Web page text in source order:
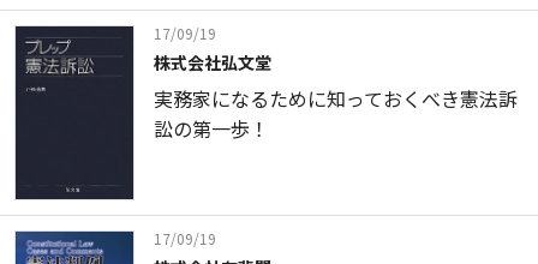
17/09/19
株式会社弘文堂
実務家になるために知っておくべき憲法訴
訟の第一歩！
17/09/19